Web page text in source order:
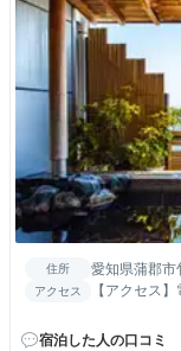
住所 愛知県蒲郡
アクセス
【アクセス
宿泊した人の口コミ